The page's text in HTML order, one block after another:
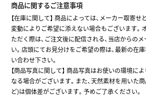
商品に関するご注意事項
【在庫に関して】商品によっては、メーカー取寄せ
変動によりご希望に添えない場合もございます。
ただく際は、ご注文後に配信される、当店からの
い。店頭にてお見分けをご希望の際は、最新の在
い合わせ下さい。
【商品写真に関して】 商品写真はお使いの環境に
なる場合がございます。また、天然素材を用いた
ど)は個体差がございます。予めご了承ください。